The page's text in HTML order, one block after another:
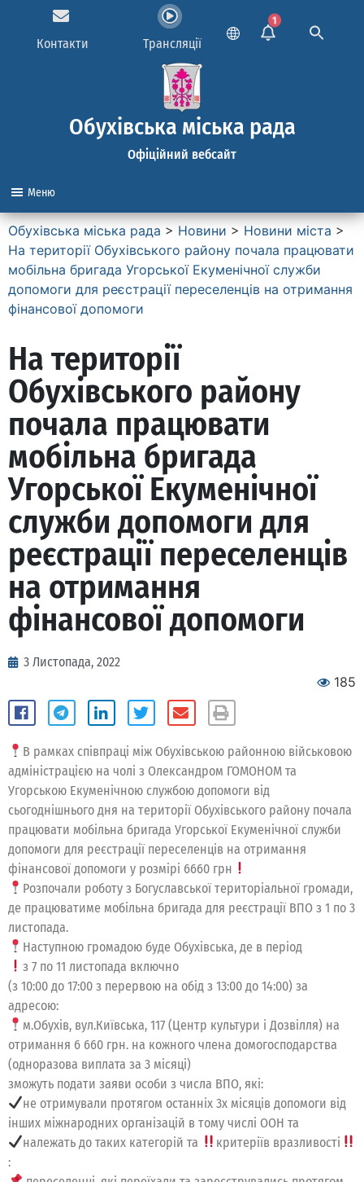
Контакти Трансляції
1
Обухівська міська рада
Офіційний вебсайт
Меню
Обухівська міська рада > Новини > Новини міста >
На території Обухівського району почала працювати
мобільна бригада Угорської Екуменічної служби
допомоги для реєстрації переселенців на отримання
фінансової допомоги
На території
Обухівського району
почала працювати
мобільна бригада
Угорської Екуменічної
служби допомоги для
реєстрації переселенців
на отримання
фінансової допомоги
3 Листопада, 2022
185
В рамках співпраці між Обухівською районною військовою
адміністрацією на чолі з Олександром ГОМОНОМ та
Угорською Екуменічною службою допомоги від
сьогоднішнього дня на території Обухівського району почала
працювати мобільна бригада Угорської Екуменічної служби
допомоги для реєстрації переселенців на отримання
фінансової допомоги у розмірі 6660 грн
Розпочали роботу з Богуславської територіальної громади,
де працюватиме мобільна бригада для реєстрації ВПО з 1 по 3
листопада.
Наступною громадою буде Обухівська, де в період
з 7 по 11 листопада включно
(з 10:00 до 17:00 з перервою на обід з 13:00 до 14:00) за
адресою:
м.Обухів, вул.Київська, 117 (Центр культури і Дозвілля) на
отримання 6 660 грн. на кожного члена домогосподарства
(одноразова виплата за 3 місяці)
зможуть подати заяви особи з числа ВПО, які:
не отримували протягом останніх 3х місяців допомоги від
інших міжнародних організацій в тому числі ООН та
належать до таких категорій та
критеріїв вразливості
: